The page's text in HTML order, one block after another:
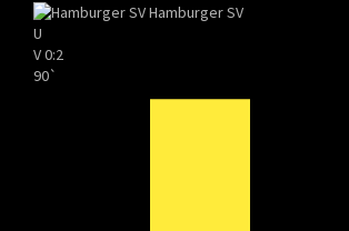
Hamburger SV
U
V0:2
90`